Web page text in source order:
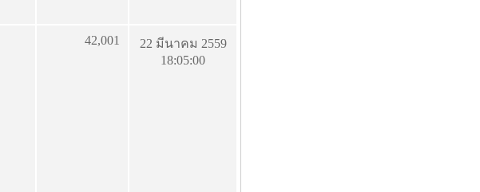
42,001
22 มีนาคม 2559
18:05:00